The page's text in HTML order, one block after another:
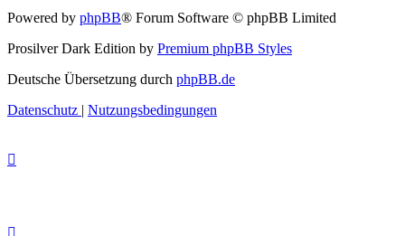
Powered by phpBB® Forum Software © phpBB Limited
Prosilver Dark Edition by Premium phpBB Styles
Deutsche Übersetzung durch phpBB.de
Datenschutz | Nutzungsbedingungen